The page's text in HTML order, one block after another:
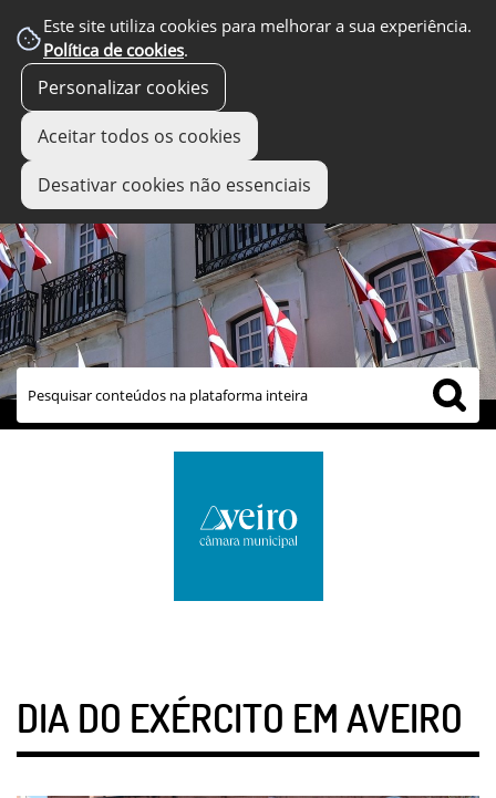
Este site utiliza cookies para melhorar a sua experiência.
Política de cookies.
Personalizar cookies
Aceitar todos os cookies
Desativar cookies não essenciais
links úteis
DIA DO EXÉRCITO EM AVEIRO